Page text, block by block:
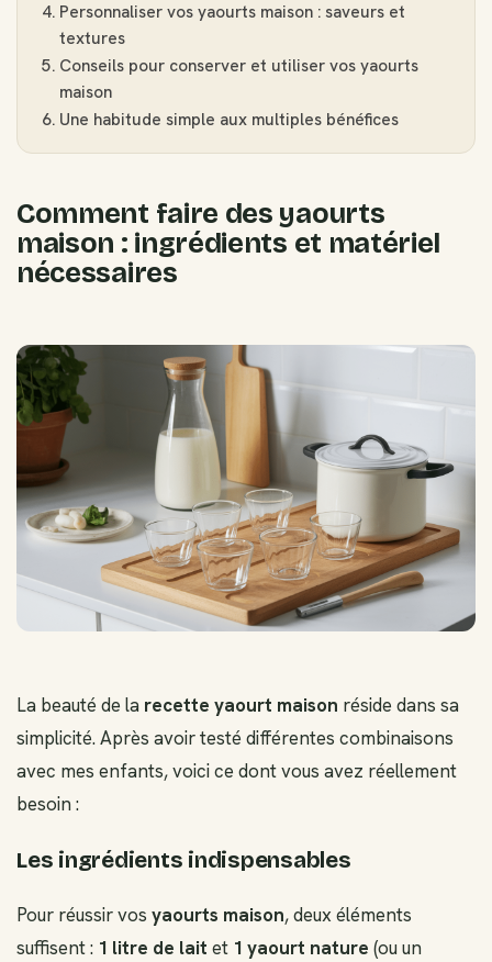
Personnaliser vos yaourts maison : saveurs et
textures
Conseils pour conserver et utiliser vos yaourts
maison
Une habitude simple aux multiples bénéfices
Comment faire des yaourts
maison : ingrédients et matériel
nécessaires
La beauté de la recette yaourt maison réside dans sa
simplicité. Après avoir testé différentes combinaisons
avec mes enfants, voici ce dont vous avez réellement
besoin :
Les ingrédients indispensables
Pour réussir vos yaourts maison, deux éléments
suffisent : 1 litre de lait et 1 yaourt nature (ou un